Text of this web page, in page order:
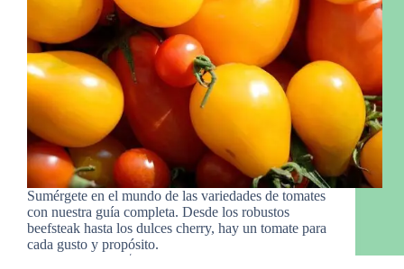
Sumérgete en el mundo de las variedades de tomates
con nuestra guía completa. Desde los robustos
beefsteak hasta los dulces cherry, hay un tomate para
cada gusto y propósito.